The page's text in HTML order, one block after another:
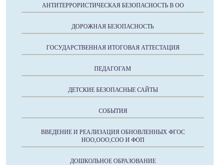
АНТИТЕРРОРИСТИЧЕСКАЯ БЕЗОПАСНОСТЬ В ОО
ДОРОЖНАЯ БЕЗОПАСНОСТЬ
ГОСУДАРСТВЕННАЯ ИТОГОВАЯ АТТЕСТАЦИЯ
ПЕДАГОГАМ
ДЕТСКИЕ БЕЗОПАСНЫЕ САЙТЫ
СОБЫТИЯ
ВВЕДЕНИЕ И РЕАЛИЗАЦИЯ ОБНОВЛЕННЫХ ФГОС
НОО,ООО,СОО И ФОП
ДОШКОЛЬНОЕ ОБРАЗОВАНИЕ